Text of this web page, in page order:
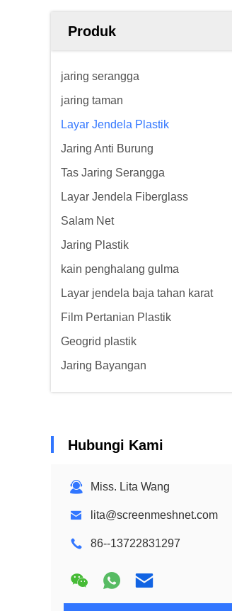
Produk
jaring serangga
jaring taman
Layar Jendela Plastik
Jaring Anti Burung
Tas Jaring Serangga
Layar Jendela Fiberglass
Salam Net
Jaring Plastik
kain penghalang gulma
Layar jendela baja tahan karat
Film Pertanian Plastik
Geogrid plastik
Jaring Bayangan
Hubungi Kami
Miss. Lita Wang
lita@screenmeshnet.com
86--13722831297